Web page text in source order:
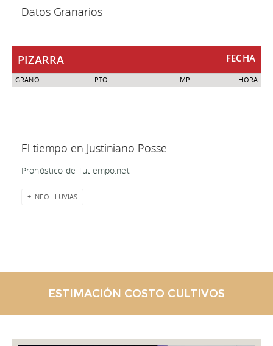
Datos Granarios
PIZARRA FECHA
GRANO PTO IMP HORA
El tiempo en Justiniano Posse
Pronóstico de Tutiempo.net
+ INFO LLUVIAS
ESTIMACIÓN COSTO CULTIVOS